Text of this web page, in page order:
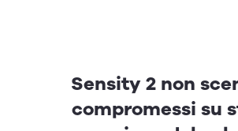
Sensity 2 non
compromessi su